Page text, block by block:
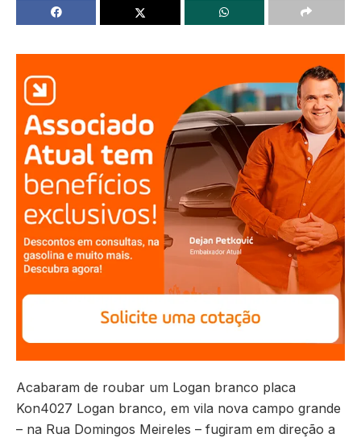
Acabaram de roubar um Logan branco placa
Kon4027 Logan branco, em vila nova campo grande
– na Rua Domingos Meireles – fugiram em direção a